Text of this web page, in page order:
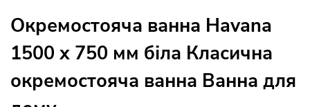
Окремостояча ванна Havana
1500 x 750 мм біла Класична
окремостояча ванна Ванна для